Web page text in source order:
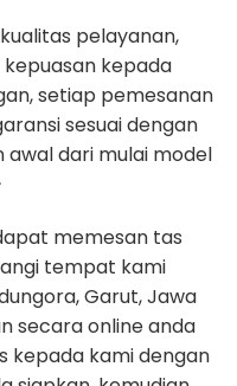
pelayanan,
kepada
setiap pemesanan
sesuai dengan
dari mulai model
memesan tas
tempat kami
Garut, Jawa
secara online anda
kepada kami dengan